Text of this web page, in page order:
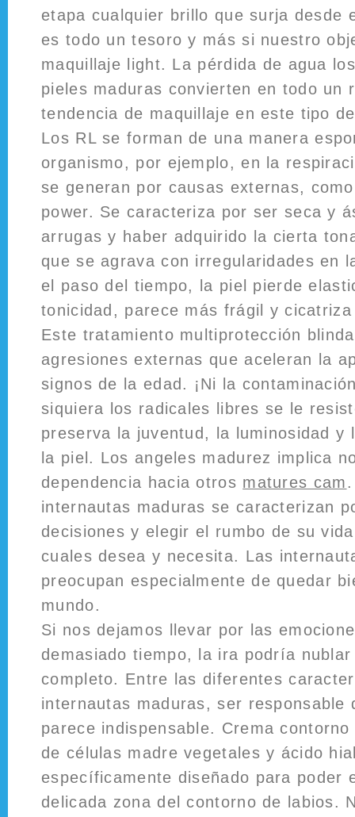
etapa cualquier brillo que surja desde
es todo un tesoro y más si nuestro
maquillaje light. La pérdida de agua
pieles maduras convierten en todo un
tendencia de maquillaje en este tipo
Los RL se forman de una manera
organismo, por ejemplo, en la
se generan por causas externas,
power. Se caracteriza por ser seca y
arrugas y haber adquirido la cierta
que se agrava con irregularidades en
el paso del tiempo, la piel pierde
tonicidad, parece más frágil y
Este tratamiento multiprotección
agresiones externas que aceleran la
signos de la edad. ¡Ni la
siquiera los radicales libres se le
preserva la juventud, la luminosidad y
la piel. Los angeles madurez implica
dependencia hacia otros matures cam
internautas maduras se caracterizan
decisiones y elegir el rumbo de su
cuales desea y necesita. Las
preocupan especialmente de quedar
mundo.
Si nos dejamos llevar por las
demasiado tiempo, la ira podría
completo. Entre las diferentes
internautas maduras, ser responsable
parece indispensable. Crema
de células madre vegetales y ácido
específicamente diseñado para poder
delicada zona del contorno de labios.